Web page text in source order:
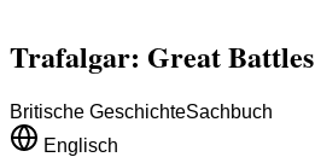
Trafalgar: Great Battles
Britische GeschichteSachbuch
Englisch